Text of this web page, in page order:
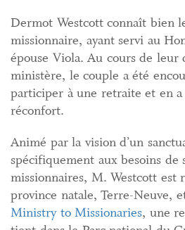
Dermot Westcott connaît bien
missionnaire, ayant servi au
épouse Viola. Au cours de leur
ministère, le couple a été
participer à une retraite et en
réconfort.
Animé par la vision d’un
spécifiquement aux besoins de
missionnaires, M. Westcott est
province natale, Terre-Neuve,
Ministry to Missionaries, une